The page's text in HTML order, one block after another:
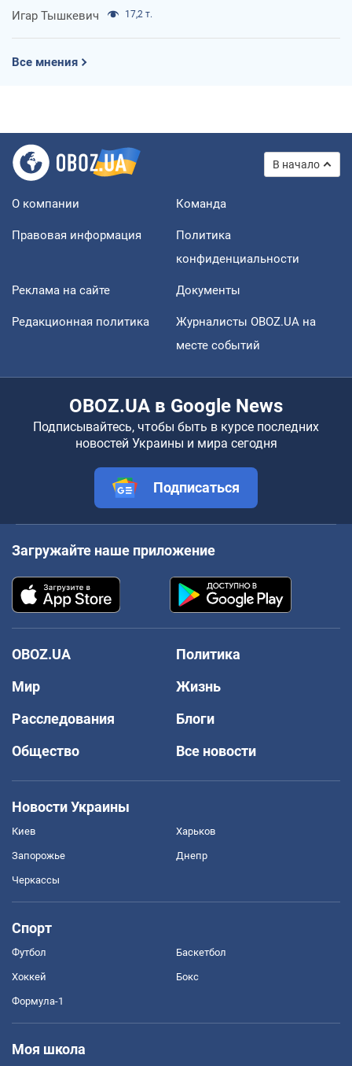
Игар Тышкевич 17,2 т.
Все мнения
В начало
О компании Команда
Правовая информация
Политика
конфиденциальности
Реклама на сайте Документы
Редакционная политика
Журналисты OBOZ.UA на
месте событий
OBOZ.UA в Google News
Подписывайтесь, чтобы быть в курсе последних
новостей Украины и мира сегодня
Подписаться
Загружайте наше приложение
OBOZ.UA
Политика
Мир
Жизнь
Расследования
Блоги
Общество
Все новости
Новости Украины
Киев Харьков
Запорожье Днепр
Черкассы
Спорт
Футбол Баскетбол
Хоккей Бокс
Формула-1
Моя школа